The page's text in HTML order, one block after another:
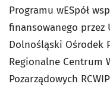
Programu wESpół
finansowanego przez
Dolnośląski Ośrodek
Regionalne Centrum
Pozarządowych